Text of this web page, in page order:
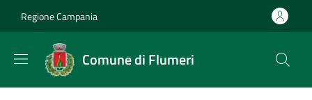
Regione Campania
Comune di Flumeri